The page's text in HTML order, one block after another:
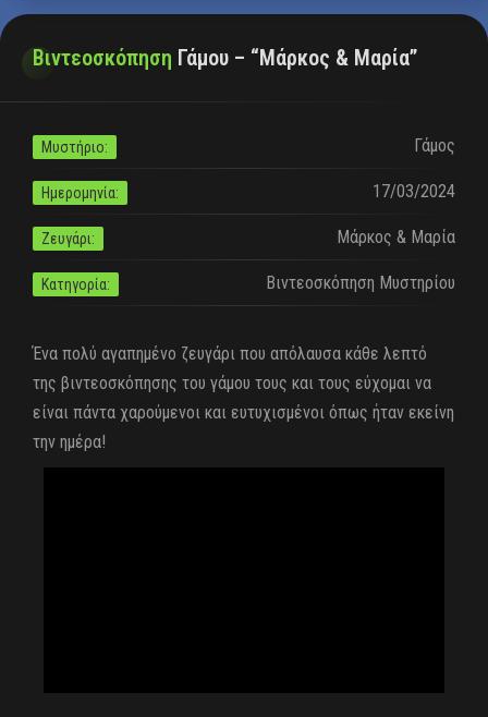
Βιντεοσκόπηση Γάμου – “Μάρκος & Μαρία”
Μυστήριο: Γάμος
Ημερομηνία: 17/03/2024
Ζευγάρι: Μάρκος & Μαρία
Κατηγορία: Βιντεοσκόπηση Μυστηρίου
Ένα πολύ αγαπημένο ζευγάρι που απόλαυσα κάθε λεπτό
της βιντεοσκόπησης του γάμου τους και τους εύχομαι να
είναι πάντα χαρούμενοι και ευτυχισμένοι όπως ήταν εκείνη
την ημέρα!